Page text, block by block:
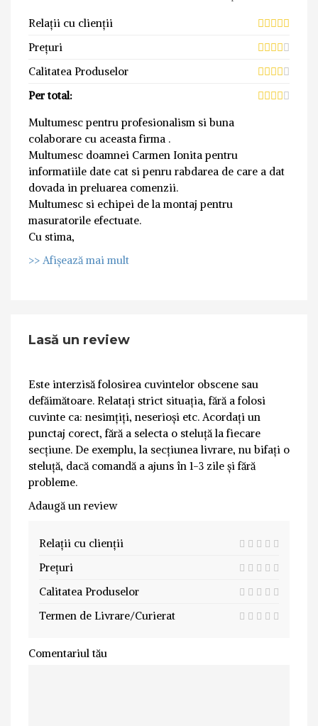
Relații cu clienții
Prețuri
Calitatea Produselor
Per total:
Multumesc pentru profesionalism si buna
colaborare cu aceasta firma .
Multumesc doamnei Carmen Ionita pentru
informatiile date cat si penru rabdarea de care a dat
dovada in preluarea comenzii.
Multumesc si echipei de la montaj pentru
masuratorile efectuate.
Cu stima,
>> Afișează mai mult
Lasă un review
Este interzisă folosirea cuvintelor obscene sau
defăimătoare. Relatați strict situația, fără a folosi
cuvinte ca: nesimțiți, neserioși etc. Acordați un
punctaj corect, fără a selecta o steluță la fiecare
secțiune. De exemplu, la secțiunea livrare, nu bifați o
steluță, dacă comandă a ajuns în 1-3 zile și fără
probleme.
Adaugă un review
Relații cu clienții
Prețuri
Calitatea Produselor
Termen de Livrare/Curierat
Comentariul tău